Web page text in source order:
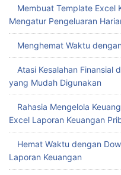
Membuat Template Excel
Mengatur Pengeluaran
Menghemat Waktu
Atasi Kesalahan Finansial
yang Mudah Digunakan
Rahasia Mengelola
Excel Laporan Keuangan
Hemat Waktu dengan
Laporan Keuangan